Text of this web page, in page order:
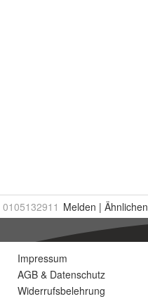
0105132911 Melden | Ähnlichen
Impressum
AGB & Datenschutz
Widerrufsbelehrung